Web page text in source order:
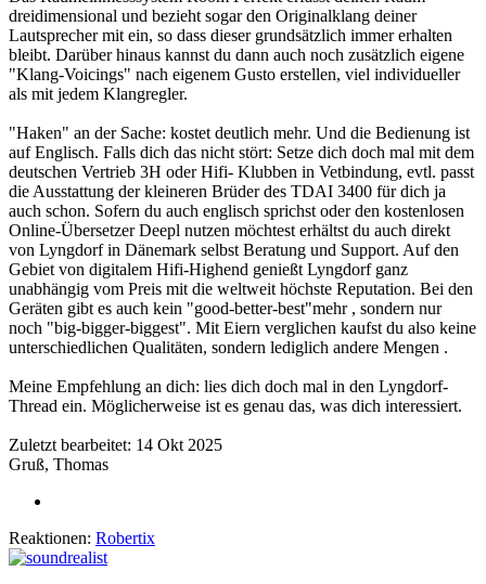
dreidimensional und bezieht sogar den Originalklang deiner
Lautsprecher mit ein, so dass dieser grundsätzlich immer erhalten
bleibt. Darüber hinaus kannst du dann auch noch zusätzlich eigene
"Klang-Voicings" nach eigenem Gusto erstellen, viel individueller
als mit jedem Klangregler.
"Haken" an der Sache: kostet deutlich mehr. Und die Bedienung ist
auf Englisch. Falls dich das nicht stört: Setze dich doch mal mit dem
deutschen Vertrieb 3H oder Hifi- Klubben in Vetbindung, evtl. passt
die Ausstattung der kleineren Brüder des TDAI 3400 für dich ja
auch schon. Sofern du auch englisch sprichst oder den kostenlosen
Online-Übersetzer Deepl nutzen möchtest erhältst du auch direkt
von Lyngdorf in Dänemark selbst Beratung und Support. Auf den
Gebiet von digitalem Hifi-Highend genießt Lyngdorf ganz
unabhängig vom Preis mit die weltweit höchste Reputation. Bei den
Geräten gibt es auch kein "good-better-best"mehr , sondern nur
noch "big-bigger-biggest". Mit Eiern verglichen kaufst du also keine
unterschiedlichen Qualitäten, sondern lediglich andere Mengen .
Meine Empfehlung an dich: lies dich doch mal in den Lyngdorf-
Thread ein. Möglicherweise ist es genau das, was dich interessiert.
Zuletzt bearbeitet: 14 Okt 2025
Gruß, Thomas
Reaktionen: Robertix